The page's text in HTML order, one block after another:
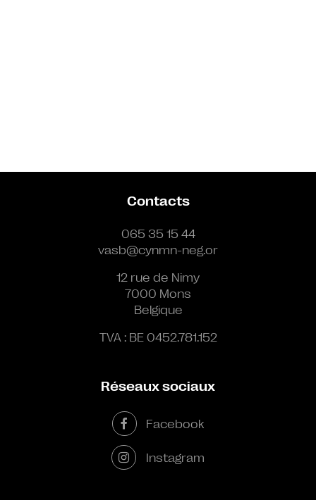
Contacts
065 35 15 44
vasb@cynmn-neg.or
12 rue de Nimy
7000 Mons
Belgique
TVA : BE 0452.781.152
Réseaux sociaux
Facebook
Instagram